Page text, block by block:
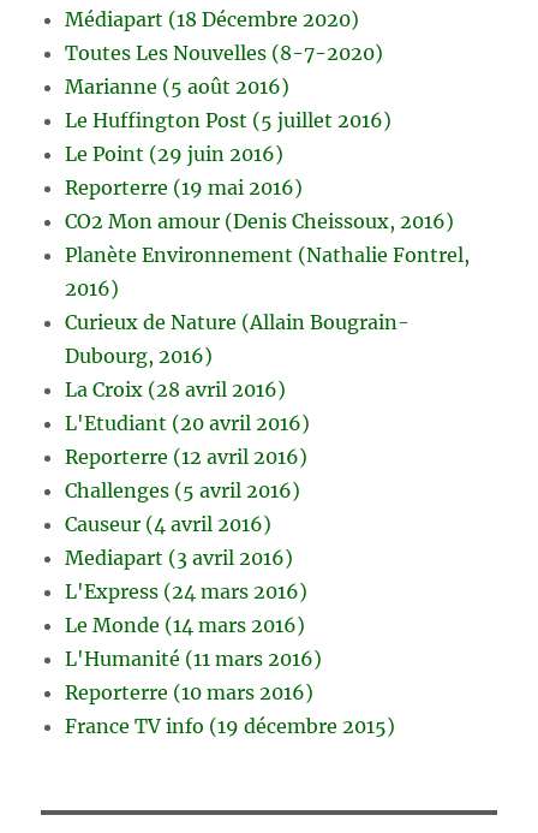
Médiapart (18 Décembre 2020)
Toutes Les Nouvelles (8-7-2020)
Marianne (5 août 2016)
Le Huffington Post (5 juillet 2016)
Le Point (29 juin 2016)
Reporterre (19 mai 2016)
CO2 Mon amour (Denis Cheissoux, 2016)
Planète Environnement (Nathalie Fontrel,
2016)
Curieux de Nature (Allain Bougrain-
Dubourg, 2016)
La Croix (28 avril 2016)
L'Etudiant (20 avril 2016)
Reporterre (12 avril 2016)
Challenges (5 avril 2016)
Causeur (4 avril 2016)
Mediapart (3 avril 2016)
L'Express (24 mars 2016)
Le Monde (14 mars 2016)
L'Humanité (11 mars 2016)
Reporterre (10 mars 2016)
France TV info (19 décembre 2015)